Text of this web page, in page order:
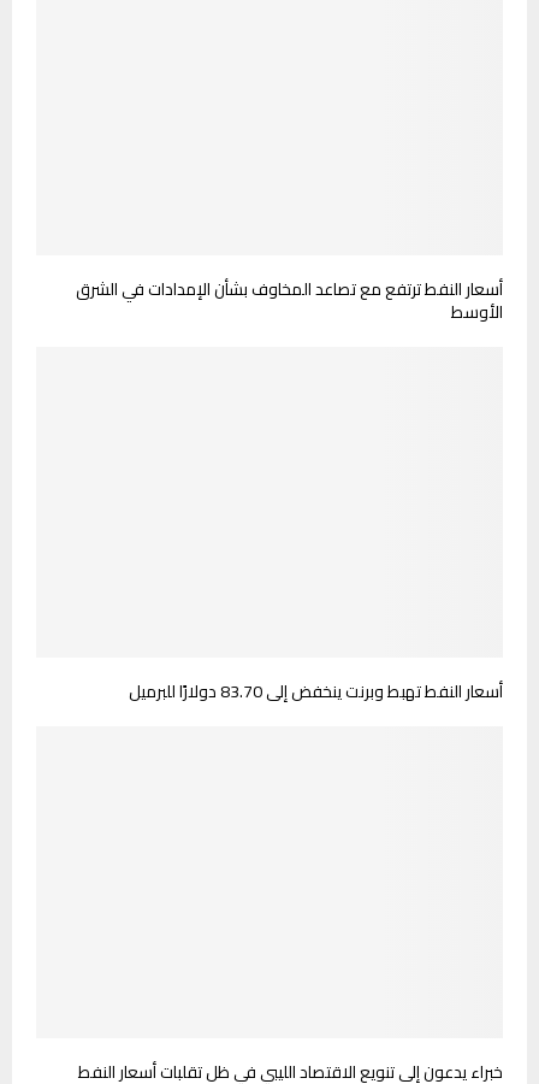
أسعار النفط ترتفع مع تصاعد المخاوف بشأن الإمدادات في الشرق
الأوسط
أسعار النفط تهبط وبرنت ينخفض إلى 83.70 دولارًا للبرميل
خبراء يدعون إلى تنويع الاقتصاد الليبي في ظل تقلبات أسعار النفط